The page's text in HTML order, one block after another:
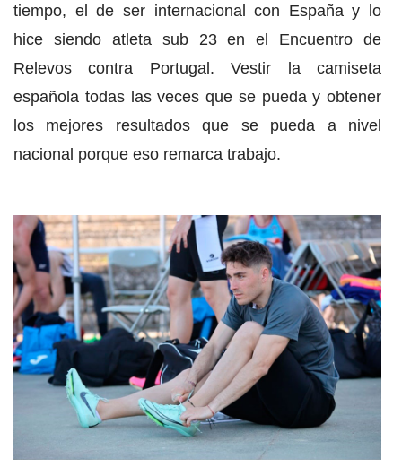
tiempo, el de ser internacional con España y lo
hice siendo atleta sub 23 en el Encuentro de
Relevos contra Portugal. Vestir la camiseta
española todas las veces que se pueda y obtener
los mejores resultados que se pueda a nivel
nacional porque eso remarca trabajo.